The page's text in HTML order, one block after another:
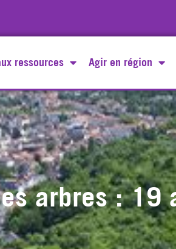
ressources Agir en région
arbres :